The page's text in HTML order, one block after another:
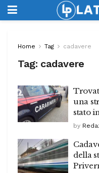
Home Tag cadavere
Tag: cadavere
una
stato
by
della